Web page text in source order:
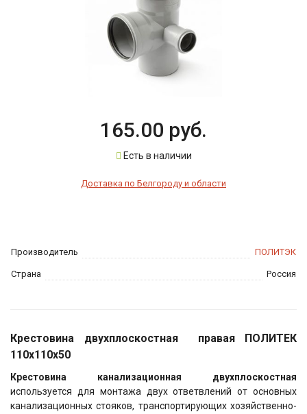
Производитель ПОЛИТЭК
Страна Россия
165.00 руб.
Есть в наличии
Доставка по Белгороду и области
Крестовина двухплоскостная правая ПОЛИТЕК
110х110х50
Крестовина канализационная двухплоскостная
используется для монтажа двух ответвлений от основных
канализационных стояков, транспортирующих хозяйственно-